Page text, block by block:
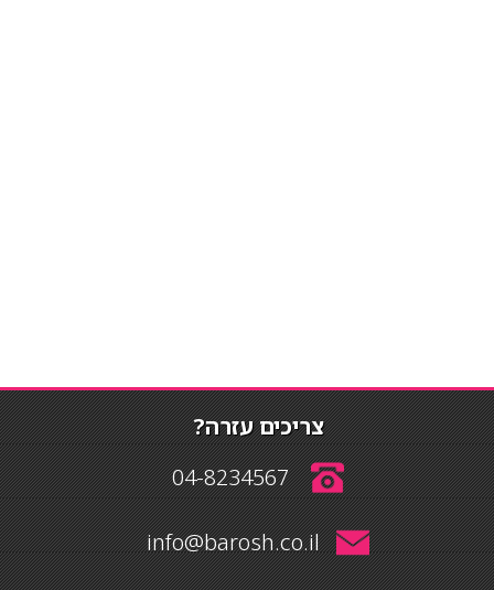
צריכים עזרה?
04-8234567
info@barosh.co.il